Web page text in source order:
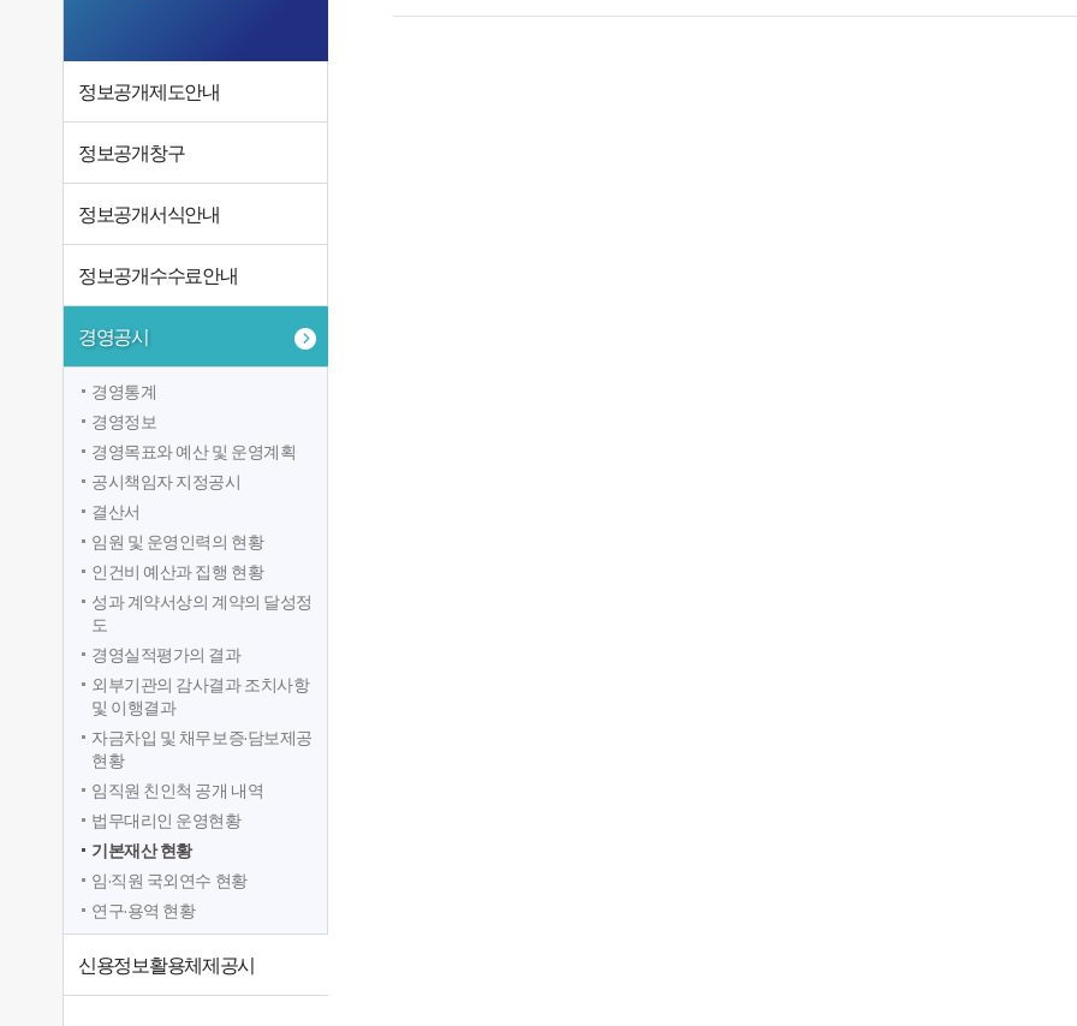
정보공개제도안내
정보공개창구
정보공개서식안내
정보공개수수료안내
경영공시
경영통계
경영정보
경영목표와 예산 및 운영계획
공시책임자 지정공시
결산서
임원 및 운영인력의 현황
인건비 예산과 집행 현황
성과 계약서상의 계약의 달성정
도
경영실적평가의 결과
외부기관의 감사결과 조치사항
및 이행결과
자금차입 및 채무보증·담보제공
현황
임직원 친인척 공개 내역
법무대리인 운영현황
기본재산 현황
임·직원 국외연수 현황
연구·용역 현황
신용정보활용체제공시